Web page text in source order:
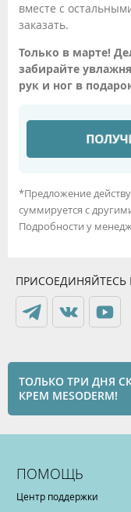
вместе с
заказать.
Только в марте!
забирайте
рук и ног в
*Предложение
суммируется с
Подробности у
ПРИСОЕДИНЯЙТЕСЬ
ТОЛЬКО ТРИ ДНЯ
КРЕМ MESODERM!
ПОМОЩЬ
Центр поддержки